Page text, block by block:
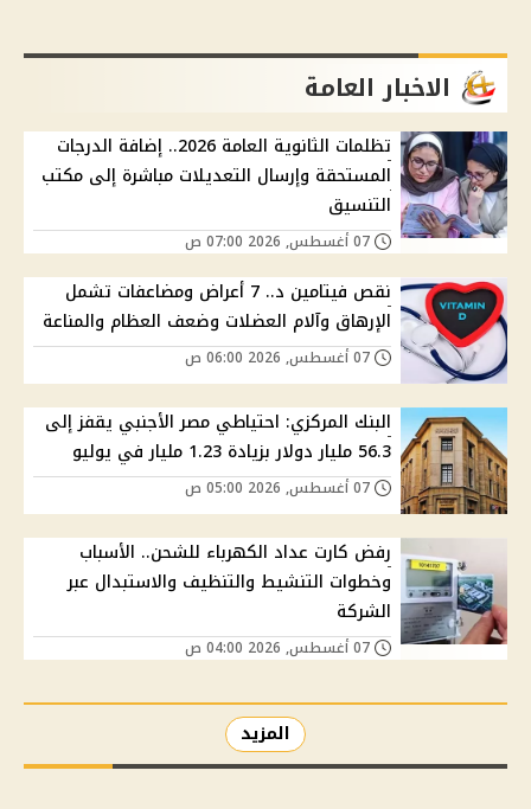
الاخبار العامة
تظلمات الثانوية العامة 2026.. إضافة الدرجات
المستحقة وإرسال التعديلات مباشرة إلى مكتب
التنسيق
نقص فيتامين د.. 7 أعراض ومضاعفات تشمل
الإرهاق وآلام العضلات وضعف العظام والمناعة
البنك المركزي: احتياطي مصر الأجنبي يقفز إلى
56.3 مليار دولار بزيادة 1.23 مليار في يوليو
رفض كارت عداد الكهرباء للشحن.. الأسباب
وخطوات التنشيط والتنظيف والاستبدال عبر
الشركة
المزيد